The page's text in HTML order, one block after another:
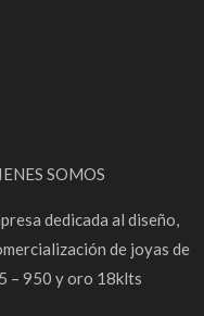
SOMOS
dedicada al diseño,
de joyas de
– 950 y oro 18klts